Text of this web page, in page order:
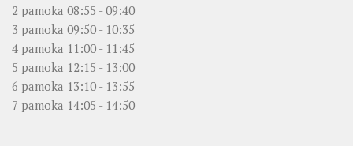
2 pamoka 08:55 - 09:40
3 pamoka 09:50 - 10:35
4 pamoka 11:00 - 11:45
5 pamoka 12:15 - 13:00
6 pamoka 13:10 - 13:55
7 pamoka 14:05 - 14:50